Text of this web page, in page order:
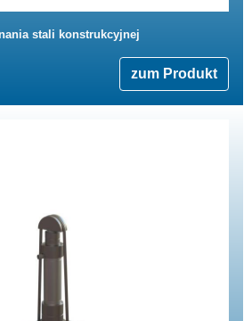
stali konstrukcyjnej
zum Produkt